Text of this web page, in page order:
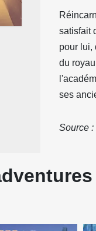
satisfait
pour lui,
du
ses
Source